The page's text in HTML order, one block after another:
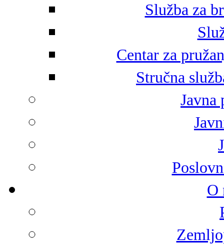
Služba za
Centar za
Stručna
Javna
O